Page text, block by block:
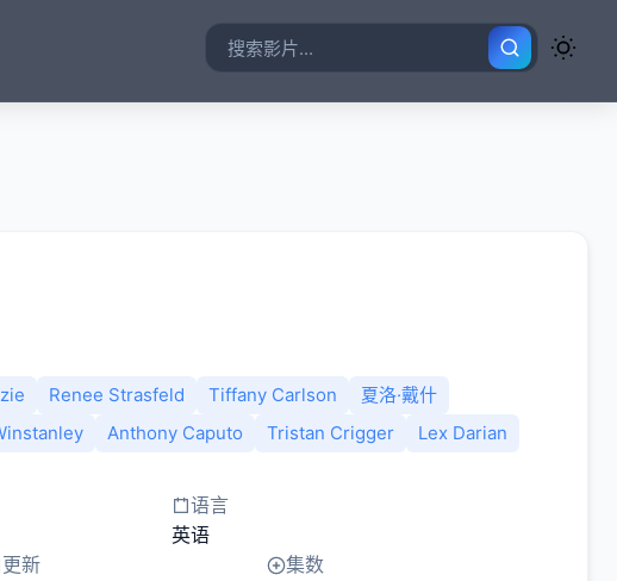
Renee Strasfeld Tiffany Carlson
夏洛·戴什
Anthony Caputo Tristan Crigger
Lex Darian
语言
英语
更新
集数